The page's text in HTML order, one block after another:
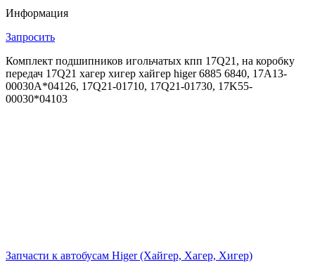
Информация
Запросить
Комплект подшипников игольчатых кпп 17Q21, на коробку
передач 17Q21 хагер хигер хайгер higer 6885 6840, 17A13-
00030A*04126, 17Q21-01710, 17Q21-01730, 17K55-
00030*04103
Запчасти к автобусам Higer (Хайгер, Хагер, Хигер)